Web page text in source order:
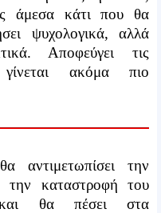
άμεσα κάτι που θα
ψυχολογικά, αλλά
Αποφεύγει τις
ακόμα πιο
αντιμετωπίσει την
την καταστροφή του
θα πέσει στα